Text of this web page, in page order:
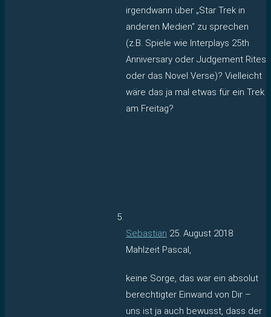
irgendwann über „Star Trek in
anderen Medien“ zu sprechen
(z.B. Spiele wie Interplays 25th
Anniversary oder Judgement Rites
oder das Novel Verse)? Vielleicht
wäre das ja mal etwas für ein Trek
am Freitag?
Sebastian 25. August 2018
Mahlzeit Pascal,
keine Sorge, das war ein absolut
berechtigter Einwand von Dir –
uns ist ja auch bewusst, dass der